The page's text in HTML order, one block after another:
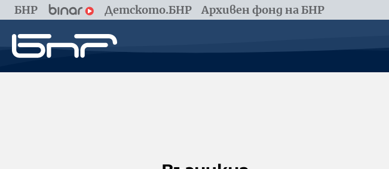
БНР Детското.БНР Архивен фонд на БНР